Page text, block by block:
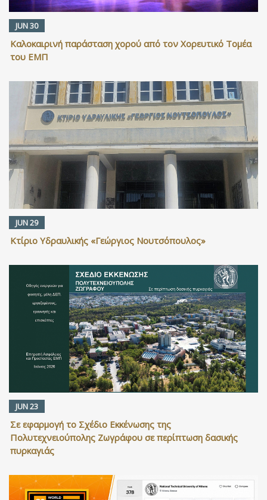
JUN 30
Καλοκαιρινή παράσταση χορού από τον Χορευτικό Τομέα
του ΕΜΠ
JUN 29
Κτίριο Υδραυλικής «Γεώργιος Νουτσόπουλος»
JUN 23
Σε εφαρμογή το Σχέδιο Εκκένωσης της
Πολυτεχνειούπολης Ζωγράφου σε περίπτωση δασικής
πυρκαγιάς